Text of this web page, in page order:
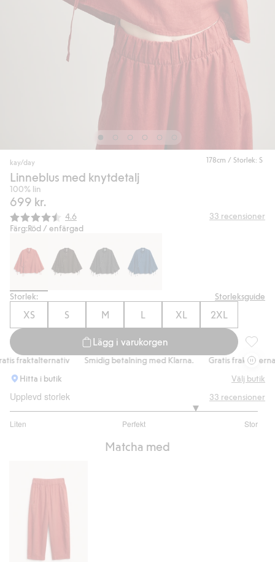
178cm / Storlek: S
kay/day
Linneblus med knytdetalj
100% lin
699 kr.
Snittbetyg:
4.6 33 recensioner
Färg:Röd / enfärgad
Storlek: Storleksguide
XS S M L XL 2XL
Lägg i varukorgen
fraktalternativ Smidig betalning med Klarna.
Gratis fraktalternativ
Hitta i butik
Välj butik
Upplevd storlek
Liten Perfekt Stor
utav
betyg
33 recensioner
Matcha med